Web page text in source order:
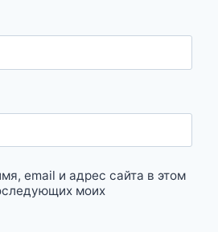
email и адрес сайта в этом
моих